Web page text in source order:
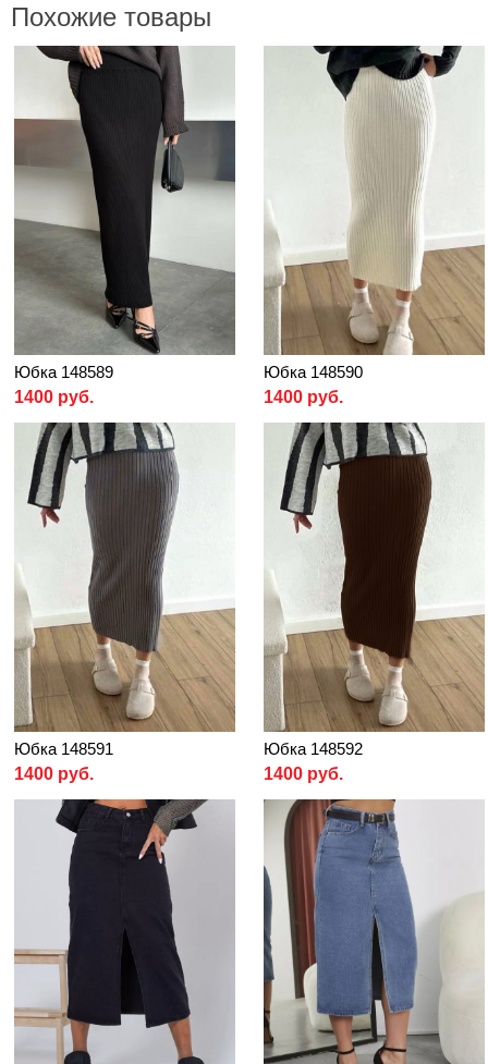
Похожие товары
Юбка 148589
1400 руб.
Юбка 148590
1400 руб.
Юбка 148591
1400 руб.
Юбка 148592
1400 руб.